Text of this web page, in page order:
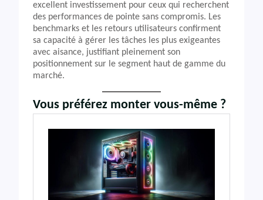
excellent investissement pour ceux qui recherchent
des performances de pointe sans compromis. Les
benchmarks et les retours utilisateurs confirment
sa capacité à gérer les tâches les plus exigeantes
avec aisance, justifiant pleinement son
positionnement sur le segment haut de gamme du
marché.
Vous préférez monter vous-même ?